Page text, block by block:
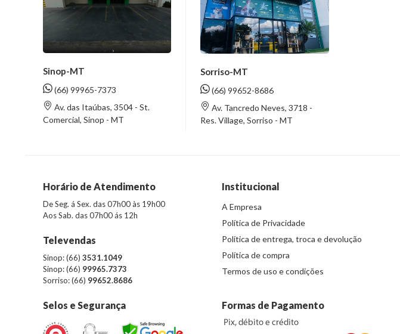
Sinop-MT
(66) 99965-7373
Av. das Itaúbas, 3504 - St.
Comercial, Sinop - MT
Sorriso-MT
(66) 99652-8686
Av. Tancredo Neves, 3718 -
Res. Village, Sorriso - MT
Horário de Atendimento
De Seg. á Sex. das 07h00 às 19h00
Aos Sab. das 07h00 ás 12h
Televendas
Sinop: (66) 3531.1049
Sinop: (66) 99965.7373
Sorriso: (66) 99652.8686
Institucional
A Empresa
Política de Privacidade
Política de entrega, troca e devolução
Política de compra
Termos de uso e condições
Selos e Segurança Formas de Pagamento